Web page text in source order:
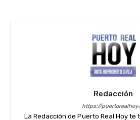
Redacción
https://
La Redacción de Puerto Real Hoy te